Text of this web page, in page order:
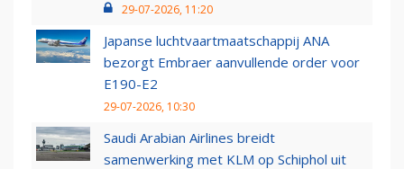
29-07-2026, 11:20
Japanse luchtvaartmaatschappij ANA
bezorgt Embraer aanvullende order voor
E190-E2
29-07-2026, 10:30
Saudi Arabian Airlines breidt
samenwerking met KLM op Schiphol uit